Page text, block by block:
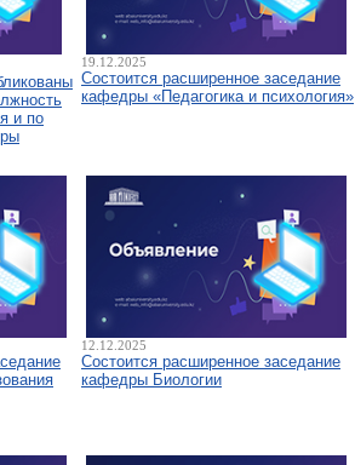
и по
19.12.2025
Состоится расширенное заседание
кафедры «Педагогика и психология»
12.12.2025
Состоится расширенное заседание
кафедры Биологии